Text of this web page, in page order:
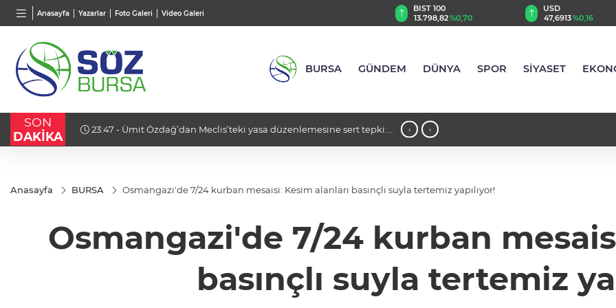
Anasayfa Yazarlar Foto Galeri Video Galeri
BGN
27,9743%-0,22
VND
0,0018%0,22
BIST 100
13.798,82%0,70
USD
47,6913%0,16
BURSA GÜNDEM DÜNYA SPOR SİYASET
SON
DAKİKA
23:47 - Ümit Özdağ’dan Meclis’teki yasa düzenlemesine sert tepki: 23:34 - Şahin Biba’dan TEKNOSAB
‹ ›
Anasayfa BURSA Osmangazi'de 7/24 kurban mesaisi: Kesim alanları basınçlı suyla tertemiz yapılıyor!
Osmangazi'de 7/24 kurban
basınçlı suyla tertemiz